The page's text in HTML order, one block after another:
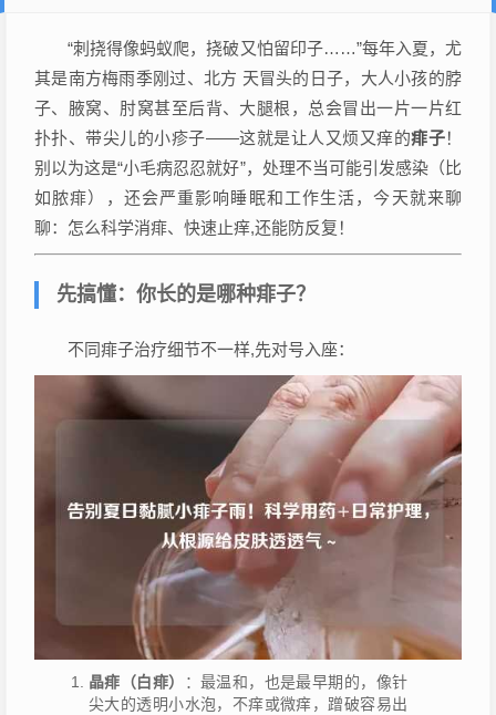
“刺挠得像蚂蚁爬，挠破又怕留印子……”每年入夏，尤
其是南方梅雨季刚过、北方 天冒头的日子，大人小孩的脖
子、腋窝、肘窝甚至后背、大腿根，总会冒出一片一片红
扑扑、带尖儿的小疹子——这就是让人又烦又痒的痱子！
别以为这是“小毛病忍忍就好”，处理不当可能引发感染（比
如脓痱），还会严重影响睡眠和工作生活，今天就来聊
聊：怎么科学消痱、快速止痒,还能防反复！
先搞懂：你长的是哪种痱子？
不同痱子治疗细节不一样,先对号入座：
晶痱（白痱）
：最温和，也是最早期的，像针
尖大的透明小水泡，不痒或微痒，蹭破容易出